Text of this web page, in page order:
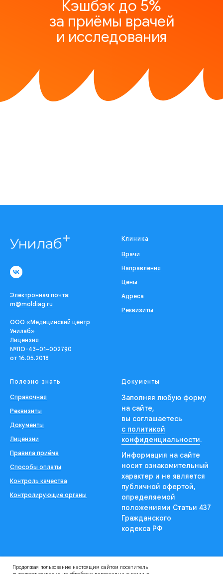
Кэшбэк до 5%
за приёмы врачей
и исследования
Электронная почта:
m@moldiag.ru
ООО «Медицинский центр
Унилаб»
Лицензия
№ЛО-43−01−002790
от 16.05.2018
Клиника
Врачи
Направления
Цены
Адреса
Реквизиты
Полезно знать
Справочная
Реквизиты
Документы
Лицензии
Правила приёма
Способы оплаты
Контроль качества
Контролирующие органы
Документы
Заполняя любую форму
на сайте,
вы соглашаетесь
с политикой
конфиденциальности.
Информация на сайте
носит ознакомительный
характер и не является
публичной офертой,
определяемой
положениями Статьи 437
Гражданского
кодекса РФ
Продолжая пользование настоящим сайтом посетитель